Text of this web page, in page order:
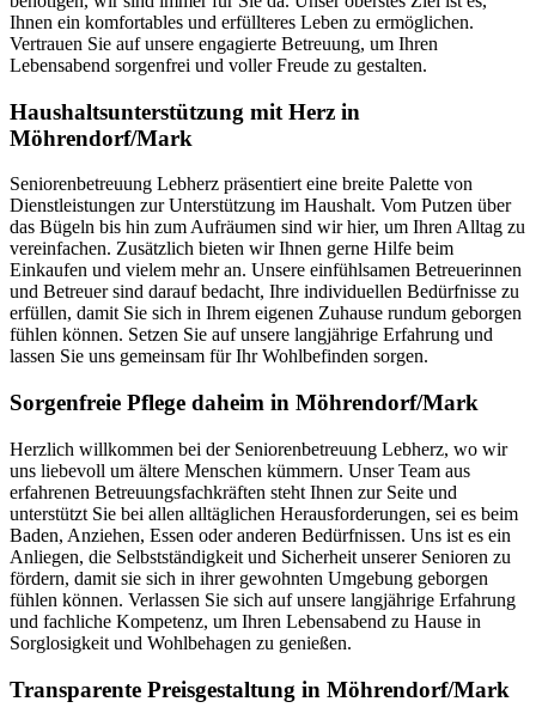
Ihnen ein komfortables und erfüllteres Leben zu ermöglichen.
Vertrauen Sie auf unsere engagierte Betreuung, um Ihren
Lebensabend sorgenfrei und voller Freude zu gestalten.
Haushalts­unterstützung mit Herz in
Möhrendorf/Mark
Seniorenbetreuung Lebherz präsentiert eine breite Palette von
Dienstleistungen zur Unterstützung im Haushalt. Vom Putzen über
das Bügeln bis hin zum Aufräumen sind wir hier, um Ihren Alltag zu
vereinfachen. Zusätzlich bieten wir Ihnen gerne Hilfe beim
Einkaufen und vielem mehr an. Unsere einfühlsamen Betreuerinnen
und Betreuer sind darauf bedacht, Ihre individuellen Bedürfnisse zu
erfüllen, damit Sie sich in Ihrem eigenen Zuhause rundum geborgen
fühlen können. Setzen Sie auf unsere langjährige Erfahrung und
lassen Sie uns gemeinsam für Ihr Wohlbefinden sorgen.
Sorgenfreie Pflege daheim in Möhrendorf/Mark
Herzlich willkommen bei der Seniorenbetreuung Lebherz, wo wir
uns liebevoll um ältere Menschen kümmern. Unser Team aus
erfahrenen Betreuungsfachkräften steht Ihnen zur Seite und
unterstützt Sie bei allen alltäglichen Herausforderungen, sei es beim
Baden, Anziehen, Essen oder anderen Bedürfnissen. Uns ist es ein
Anliegen, die Selbstständigkeit und Sicherheit unserer Senioren zu
fördern, damit sie sich in ihrer gewohnten Umgebung geborgen
fühlen können. Verlassen Sie sich auf unsere langjährige Erfahrung
und fachliche Kompetenz, um Ihren Lebensabend zu Hause in
Sorglosigkeit und Wohlbehagen zu genießen.
Transparente Preisgestaltung in Möhrendorf/Mark